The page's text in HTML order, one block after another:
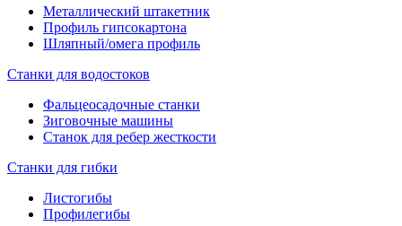
Металлический штакетник
Профиль гипсокартона
Шляпный/омега профиль
Станки для водостоков
Фальцеосадочные станки
Зиговочные машины
Станок для ребер жесткости
Станки для гибки
Листогибы
Профилегибы